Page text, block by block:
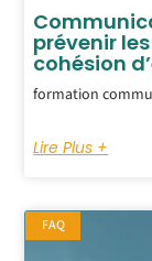
prévenir
cohésion
formation
Lire Plus +
FAQ